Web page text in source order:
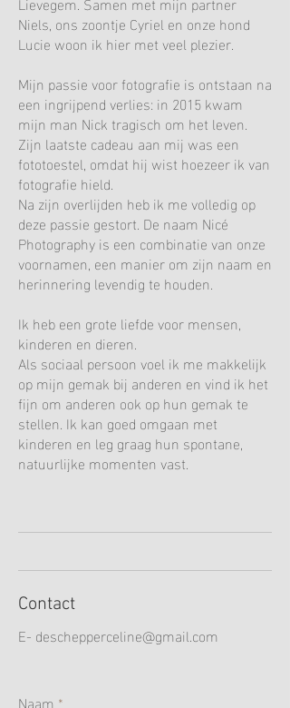
Niels, ons zoontje Cyriel en onze hond
Lucie woon ik hier met veel plezier.
Mijn passie voor fotografie is ontstaan na
een ingrijpend verlies: in 2015 kwam
mijn man Nick tragisch om het leven.
Zijn laatste cadeau aan mij was een
fototoestel, omdat hij wist hoezeer ik van
fotografie hield.
Na zijn overlijden heb ik me volledig op
deze passie gestort. De naam Nicé
Photography is een combinatie van onze
voornamen, een manier om zijn naam en
herinnering levendig te houden.
Ik heb een grote liefde voor mensen,
kinderen en dieren.
Als sociaal persoon voel ik me makkelijk
op mijn gemak bij anderen en vind ik het
fijn om anderen ook op hun gemak te
stellen. Ik kan goed omgaan met
kinderen en leg graag hun spontane,
natuurlijke momenten vast.
Contact
E- deschepperceline@gmail.com
Naam